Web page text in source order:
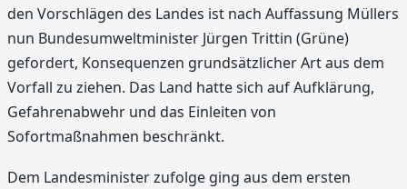
den Vorschlägen des Landes ist nach Auffassung Müllers
nun Bundesumweltminister Jürgen Trittin (Grüne)
gefordert, Konsequenzen grundsätzlicher Art aus dem
Vorfall zu ziehen. Das Land hatte sich auf Aufklärung,
Gefahrenabwehr und das Einleiten von
Sofortmaßnahmen beschränkt.
Dem Landesminister zufolge ging aus dem ersten